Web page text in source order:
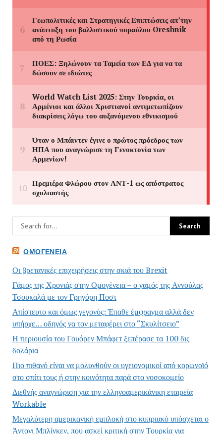
ΟΜΟΓΈΝΕΙΑ
Οι βρετανικές επιχειρήσεις στην σκιά του Brexit
Γάμος της Χρονιάς στην Ομογένεια – ο γαμός της Αννούλας
Τσουκαλά με τον Γρηγόρη Ποστ
Απίστευτο και όμως γεγονός: Έπαθε έμφραγμα αλλά δεν
υπήρχε… οδηγός να τον μεταφέρει στο “Σκυλίτσειο”
Η περιουσία του Γουόρεν Μπάφετ ξεπέρασε τα 100 δις
δολάρια
Πιο πιθανό είναι να μολυνθούν οι υγειονομικοί από κορωνοϊό
στο σπίτι τους ή στην κοινότητα παρά στο νοσοκομείο
Διεθνής αναγνώριση για την ελληνοαμερικάνικη εταιρεία
Workable
Μεγαλύτερη αμερικανική εμπλοκή στο κυπριακό υπόσχεται ο
Άντονι Μπλίνκεν, που ασκεί κριτική στην Τουρκία για